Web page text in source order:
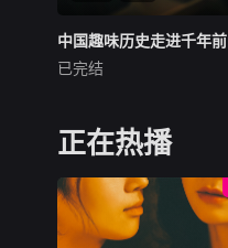
里，种下热爱创作的小小种
子。
未知
题，如古人结婚选在黄昏的
由、古代霸主被活活饿死的
等。通过生动讲解，课程
领学习者探索历史的奇妙
处，挖掘鲜为人知的历史细
已完结
正在热播